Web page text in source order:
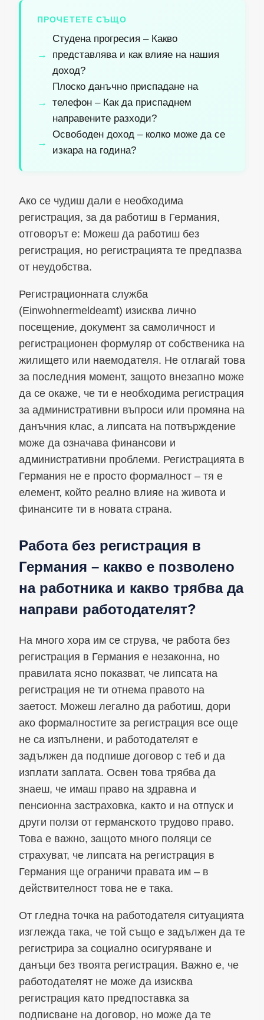
ПРОЧЕТЕТЕ СЪЩО
Студена прогресия – Какво
представлява и как влияе на нашия
доход?
Плоско данъчно приспадане на
телефон – Как да приспаднем
направените разходи?
Освободен доход – колко може да се
изкара на година?
Ако се чудиш дали е необходима
регистрация, за да работиш в Германия,
отговорът е: Можеш да работиш без
регистрация, но регистрацията те предпазва
от неудобства.
Регистрационната служба
(Einwohnermeldeamt) изисква лично
посещение, документ за самоличност и
регистрационен формуляр от собственика на
жилището или наемодателя. Не отлагай това
за последния момент, защото внезапно може
да се окаже, че ти е необходима регистрация
за административни въпроси или промяна на
данъчния клас, а липсата на потвърждение
може да означава финансови и
административни проблеми. Регистрацията в
Германия не е просто формалност – тя е
елемент, който реално влияе на живота и
финансите ти в новата страна.
Работа без регистрация в
Германия – какво е позволено
на работника и какво трябва да
направи работодателят?
На много хора им се струва, че работа без
регистрация в Германия е незаконна, но
правилата ясно показват, че липсата на
регистрация не ти отнема правото на
заетост. Можеш легално да работиш, дори
ако формалностите за регистрация все още
не са изпълнени, и работодателят е
задължен да подпише договор с теб и да
изплати заплата. Освен това трябва да
знаеш, че имаш право на здравна и
пенсионна застраховка, както и на отпуск и
други ползи от германското трудово право.
Това е важно, защото много поляци се
страхуват, че липсата на регистрация в
Германия ще ограничи правата им – в
действителност това не е така.
От гледна точка на работодателя ситуацията
изглежда така, че той също е задължен да те
регистрира за социално осигуряване и
данъци без твоята регистрация. Важно е, че
работодателят не може да изисква
регистрация като предпоставка за
подписване на договор, но може да те